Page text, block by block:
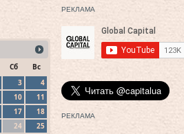
Сб
Вс
3
4
10
11
17
18
24
25
РЕКЛАМА
РЕКЛАМА